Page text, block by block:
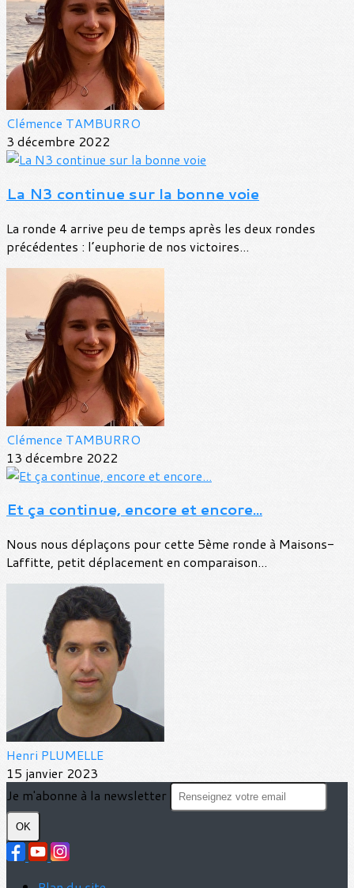
Clémence TAMBURRO
3 décembre 2022
La N3 continue sur la bonne voie
La ronde 4 arrive peu de temps après les deux rondes
précédentes : l’euphorie de nos victoires...
Clémence TAMBURRO
13 décembre 2022
Et ça continue, encore et encore...
Nous nous déplaçons pour cette 5ème ronde à Maisons-
Laffitte, petit déplacement en comparaison...
Henri PLUMELLE
15 janvier 2023
Je m'abonne à la newsletter
OK